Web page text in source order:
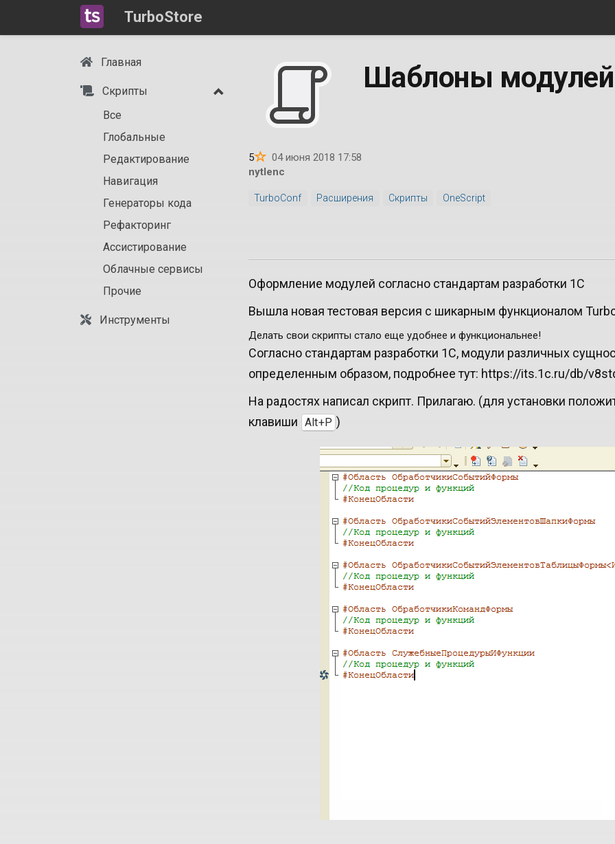
TurboStore
Главная
Скрипты
Все
Глобальные
Редактирование
Навигация
Генераторы кода
Рефакторинг
Ассистирование
Облачные сервисы
Прочие
Инструменты
Шаблоны модулей
5
04 июня 2018 17:58
nytlenc
TurboConf Расширения Скрипты OneScript
Оформление модулей согласно стандартам разработки 1С
Вышла новая тестовая версия с шикарным функционалом
Делать свои скрипты стало еще удобнее и функциональнее!
Согласно стандартам разработки 1С, модули различных
определенным образом, подробнее тут: https://its.1c.ru/db/
На радостях написал скрипт. Прилагаю. (для установки
клавиши Alt+P )